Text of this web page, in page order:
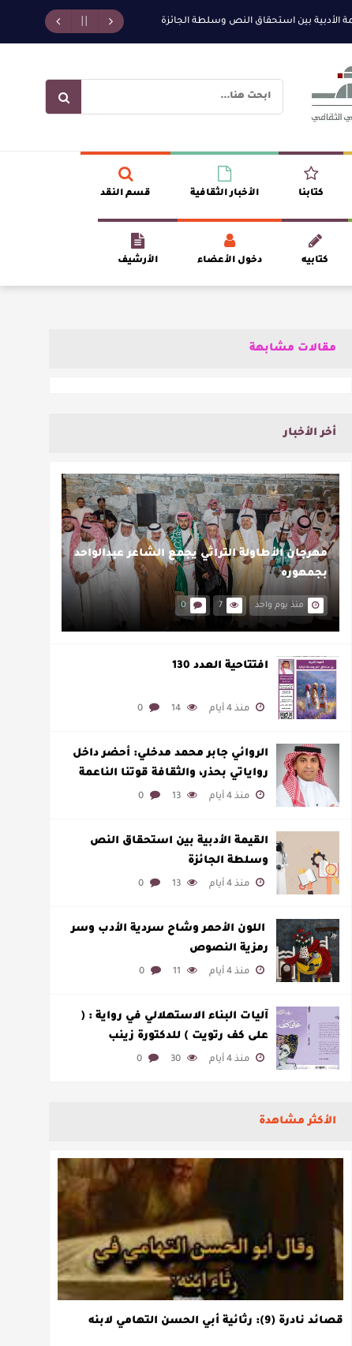
بين استحقاق النص وسلطة الجائزة اللون الأحمر وشاح سردية الأدب وسر
كتابنا الأخبار الثقافية قسم النقد
كتابيه دخول الأعضاء الأرشيف
مقالات مشابهة
أخر الأخبار
مهرجان الأطاولة التراثي يجمع الشاعر عبدالواحد
بجمهوره
منذ يوم واحد 7
0
افتتاحية العدد 130
منذ 4 أيام 14
0
الروائي جابر محمد مدخلي: أحضر داخل
رواياتي بحذر، والثقافة قوتنا الناعمة
لمخاطبة العالم.
منذ 4 أيام 13
0
القيمة الأدبية بين استحقاق النص
وسلطة الجائزة
منذ 4 أيام 13
0
​ اللون الأحمر وشاح سردية الأدب وسر
رمزية النصوص
منذ 4 أيام 11
0
آليات البناء الاستهلالي في رواية : (
على كف رتويت ) للدكتورة زينب
الخضيري
منذ 4 أيام 30
0
الأكثر مشاهدة
قصائد نادرة (9): رثائية أبي الحسن التهامي لابنه